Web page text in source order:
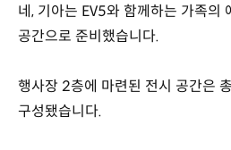
네, 기아는 EV5와 함께하는 가족의
공간으로 준비했습니다.
행사장 2층에 마련된 전시 공간은
구성됐습니다.